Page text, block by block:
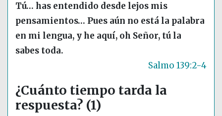
Tú… has entendido desde lejos mis
pensamientos… Pues aún no está la palabra
en mi lengua, y he aquí, oh Señor, tú la
sabes toda.
Salmo 139:2-4
¿Cuánto tiempo tarda la
respuesta? (1)